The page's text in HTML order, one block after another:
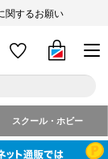
関するお願い
スクール・ホビー